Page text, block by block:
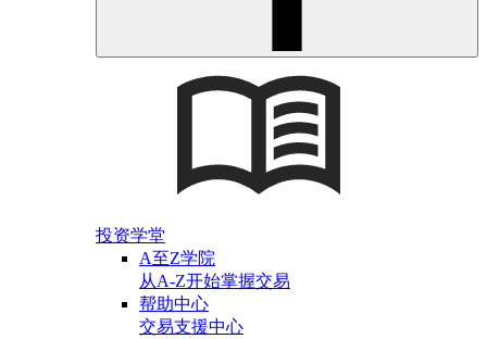
投资学堂
A至Z学院
从A-Z开始掌握交易
帮助中心
交易支援中心